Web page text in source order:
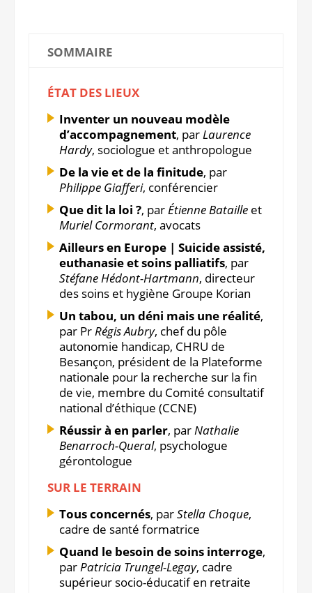
SOMMAIRE
ÉTAT DES LIEUX
Inventer un nouveau modèle
d’accompagnement, parLaurence
Hardy, sociologue et anthropologue
De la vie et de la finitude, par
Philippe Giafferi, conférencier
Que dit la loi ?, parÉtienne Batailleet
Muriel Cormorant, avocats
Ailleurs en Europe | Suicide assisté,
euthanasie et soins palliatifs, par
Stéfane Hédont-Hartmann, directeur
des soins et hygiène Groupe Korian
Un tabou, un déni mais une réalité,
par PrRégis Aubry, chef du pôle
autonomie handicap, CHRU de
Besançon, président de la Plateforme
nationale pour la recherche sur la fin
de vie, membre du Comité consultatif
national d’éthique (CCNE)
Réussir à en parler, parNathalie
Benarroch-Queral, psychologue
gérontologue
SUR LE TERRAIN
Tous concernés, parStella Choque,
cadre de santé formatrice
Quand le besoin de soins interroge,
parPatricia Trungel-Legay, cadre
supérieur socio-éducatif en retraite